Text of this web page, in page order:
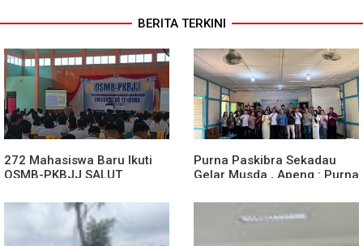
BERITA TERKINI
272 Mahasiswa Baru Ikuti
OSMB-PKBJJ SALUT
Purna Paskibra Sekadau
Gelar Musda , Apeng : Purna
Agen Terdepan Menjaga
Persatuan Dan Kesatuan